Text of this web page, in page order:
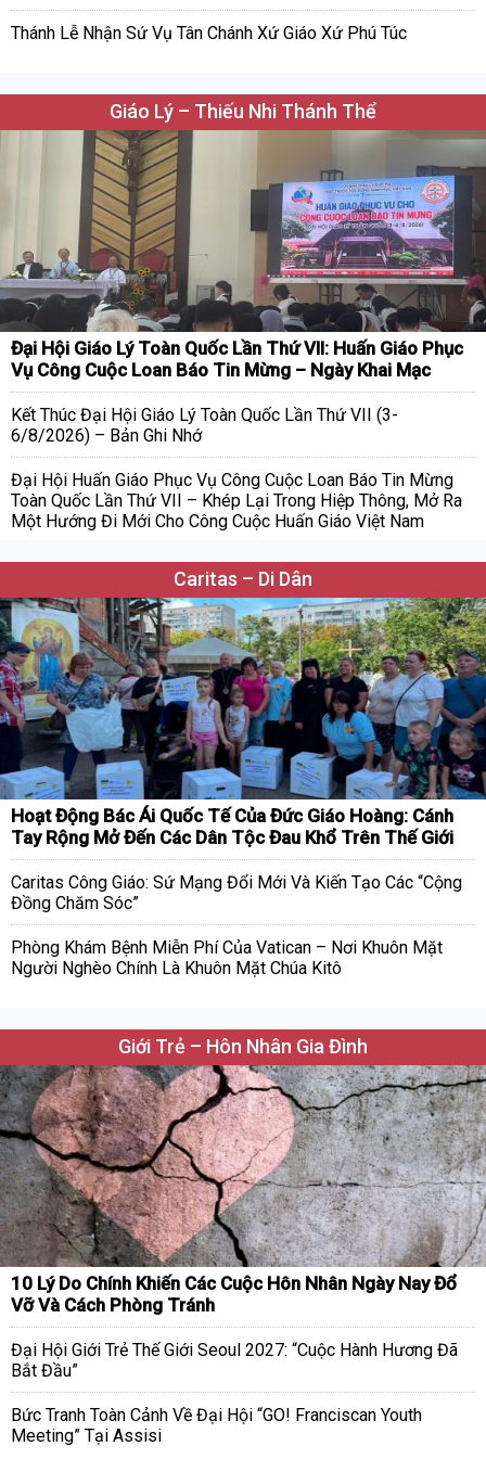
Thánh Lễ Nhận Sứ Vụ Tân Chánh Xứ Giáo Xứ Phú Túc
Giáo Lý – Thiếu Nhi Thánh Thể
Đại Hội Giáo Lý Toàn Quốc Lần Thứ VII: Huấn Giáo Phục
Vụ Công Cuộc Loan Báo Tin Mừng – Ngày Khai Mạc
Kết Thúc Đại Hội Giáo Lý Toàn Quốc Lần Thứ VII (3-
6/8/2026) – Bản Ghi Nhớ
Đại Hội Huấn Giáo Phục Vụ Công Cuộc Loan Báo Tin Mừng
Toàn Quốc Lần Thứ VII – Khép Lại Trong Hiệp Thông, Mở Ra
Một Hướng Đi Mới Cho Công Cuộc Huấn Giáo Việt Nam
Caritas – Di Dân
Hoạt Động Bác Ái Quốc Tế Của Đức Giáo Hoàng: Cánh
Tay Rộng Mở Đến Các Dân Tộc Đau Khổ Trên Thế Giới
Caritas Công Giáo: Sứ Mạng Đổi Mới Và Kiến Tạo Các “Cộng
Đồng Chăm Sóc”
Phòng Khám Bệnh Miễn Phí Của Vatican – Nơi Khuôn Mặt
Người Nghèo Chính Là Khuôn Mặt Chúa Kitô
Giới Trẻ – Hôn Nhân Gia Đình
10 Lý Do Chính Khiến Các Cuộc Hôn Nhân Ngày Nay Đổ
Vỡ Và Cách Phòng Tránh
Đại Hội Giới Trẻ Thế Giới Seoul 2027: “Cuộc Hành Hương Đã
Bắt Đầu”
Bức Tranh Toàn Cảnh Về Đại Hội “GO! Franciscan Youth
Meeting” Tại Assisi